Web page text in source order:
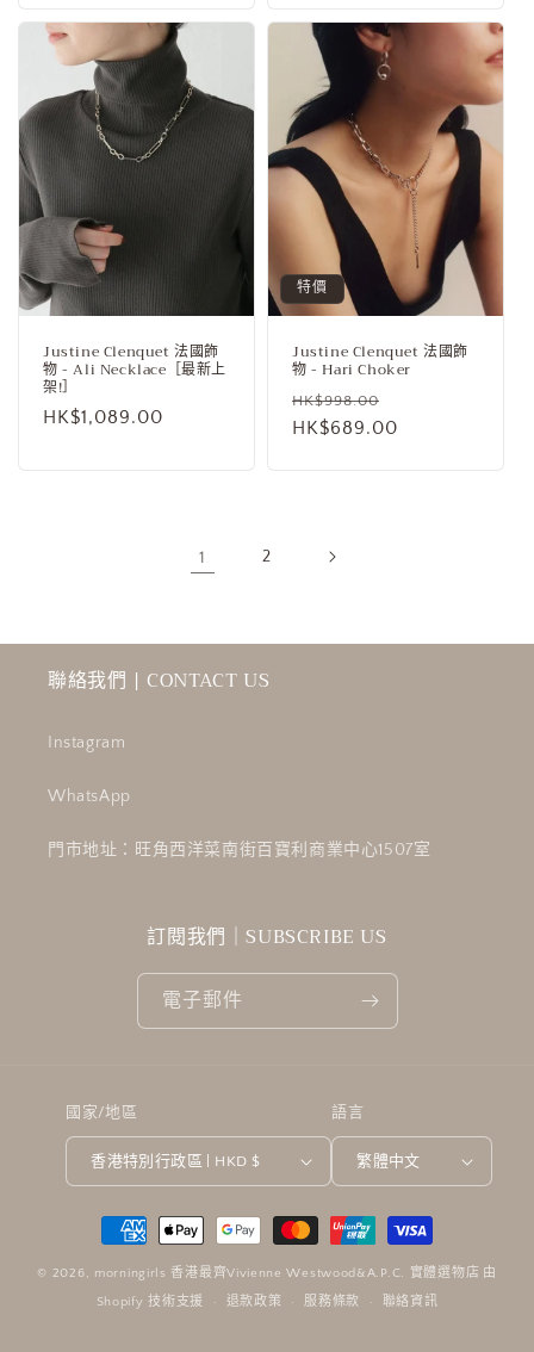
Justine Clenquet 法國飾
物 - Ali Necklace［最新上
架!］
定
HK$1,089.00
特價
Justine Clenquet 法國飾
物 - Hari Choker
定
價
HK$998.00
價
HK$689.00
1 2
聯絡我們 | CONTACT US
Instagram
WhatsApp
門市地址：旺角西洋菜南街百寶利商業中心1507室
訂閱我們｜SUBSCRIBE US
電子郵件
國家/地區
香港特別行政區 | HKD $
語言
繁體中文
付
款
方
© 2026, morningirls 香港最齊Vivienne Westwood&A.P.C. 實體選物店 由
Shopify 技術支援
退款政策 服務條款 聯絡資訊